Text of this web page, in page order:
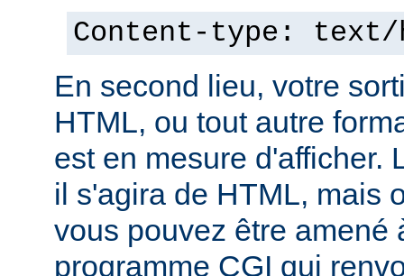
Content-type: text/
En second lieu, votre
HTML, ou tout autre
est en mesure d'afficher.
il s'agira de HTML, mais
vous pouvez être amené
programme CGI qui